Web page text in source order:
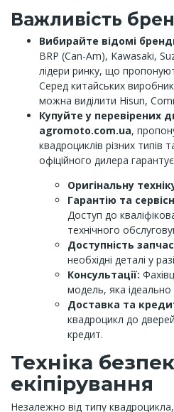
Важливість
Вибирайте відомі
BRP (Can-Am), Kawasaki,
лідери ринку, що
Серед китайських
можна виділити Hisun,
Купуйте у перевірених
agromoto.com.ua,
квадроциклів різних типів
офіційного дилера
Оригінальну
Гарантію та
Доступ до
технічного
Доступність
необхідні деталі у
Консультації:
модель, яка ідеально
Доставка та
квадроцикл до
кредит.
Техніка
екіпірування
Незалежно від типу